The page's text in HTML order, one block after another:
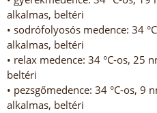
alkalmas, beltéri
• sodrófolyosós medence: 34
alkalmas, beltéri
• relax medence: 34 °C-os, 25
beltéri
• pezsgőmedence: 34 °C-os, 9
alkalmas, beltéri